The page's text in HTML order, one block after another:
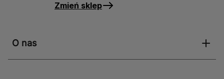
Zmień sklep
O nas